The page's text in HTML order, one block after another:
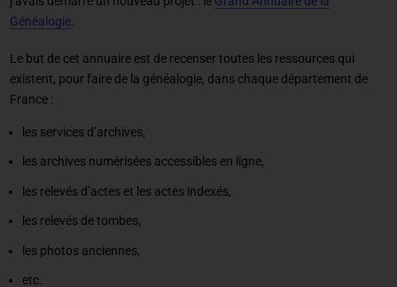
Généalogie.
Le but de cet annuaire est de recenser toutes les ressources qui
existent, pour faire de la généalogie, dans chaque département de
France :
les services d’archives,
les archives numérisées accessibles en ligne,
les relevés d’actes et les actes indexés,
les relevés de tombes,
les photos anciennes,
etc.